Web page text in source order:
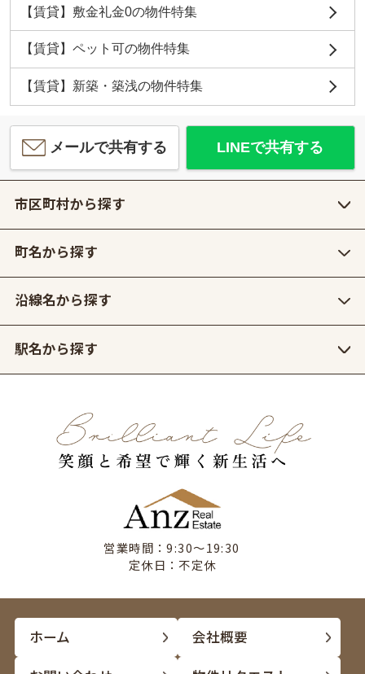
【賃貸】敷金礼金0の物件特集
【賃貸】ペット可の物件特集
【賃貸】新築・築浅の物件特集
メールで共有する LINEで共有する
市区町村から探す
町名から探す
沿線名から探す
駅名から探す
営業時間：9:30〜19:30
定休日：不定休
ホーム
会社概要